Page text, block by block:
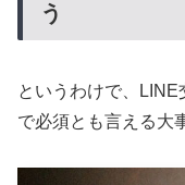
う
というわけで、
で必須とも言える大